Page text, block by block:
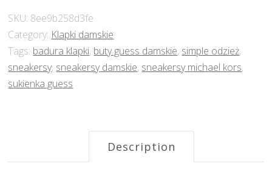
SKU: 8ee9b258d3fe
Category: Klapki damskie
Tags: badura klapki, buty guess damskie, simple odzież,
sneakersy, sneakersy damskie, sneakersy michael kors,
sukienka guess
Description